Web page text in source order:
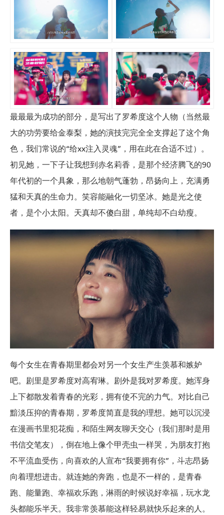
最最最为成功的部分，是写出了罗希度这个人物（当然最
大的功劳要给金泰梨，她的演技完完全全支撑起了这个角
色，我们常说的“给xx注入灵魂”，用在此在合适不过）。
初见她，一下子让我想到赤名莉香，是那个经济腾飞的90
年代初的一个具象，那么地朝气蓬勃，昂扬向上，充满勇
猛和天真的生命力。笑容能融化一切坚冰。她是光之使
者，是个小太阳。天真却不傻白甜，单纯却不白幼瘦。
每个女生在青春期里都会对另一个女生产生羡慕和嫉妒
吧。剧里是罗希度对高宥琳。剧外是我对罗希度。她浑身
上下都散发着青春的光彩，拥有使不完的力气。对比自己
黯淡压抑的青春期，罗希度简直是我的理想。她可以沉浸
在漫画书里犯花痴，和陌生网友聊天交心（我们那时是用
书信交笔友），倒在地上像个甲壳虫一样哭，为朋友打抱
不平流血受伤，向喜欢的人宣布“我要拥有你”，斗志昂扬
向着理想进击。就连她的奔跑，也是不一样的，是青春
跑、能量跑、幸福欢乐跑，淋雨的时候说好幸福，玩水龙
头都能乐半天。我非常羡慕能这样轻易就快乐起来的人。